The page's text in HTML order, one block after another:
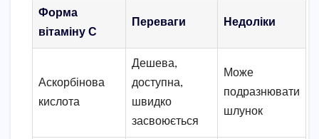
Форма
вітаміну С
Переваги Недоліки
Аскорбінова
кислота
Дешева,
доступна,
швидко
засвоюється
Може
подразнювати
шлунок